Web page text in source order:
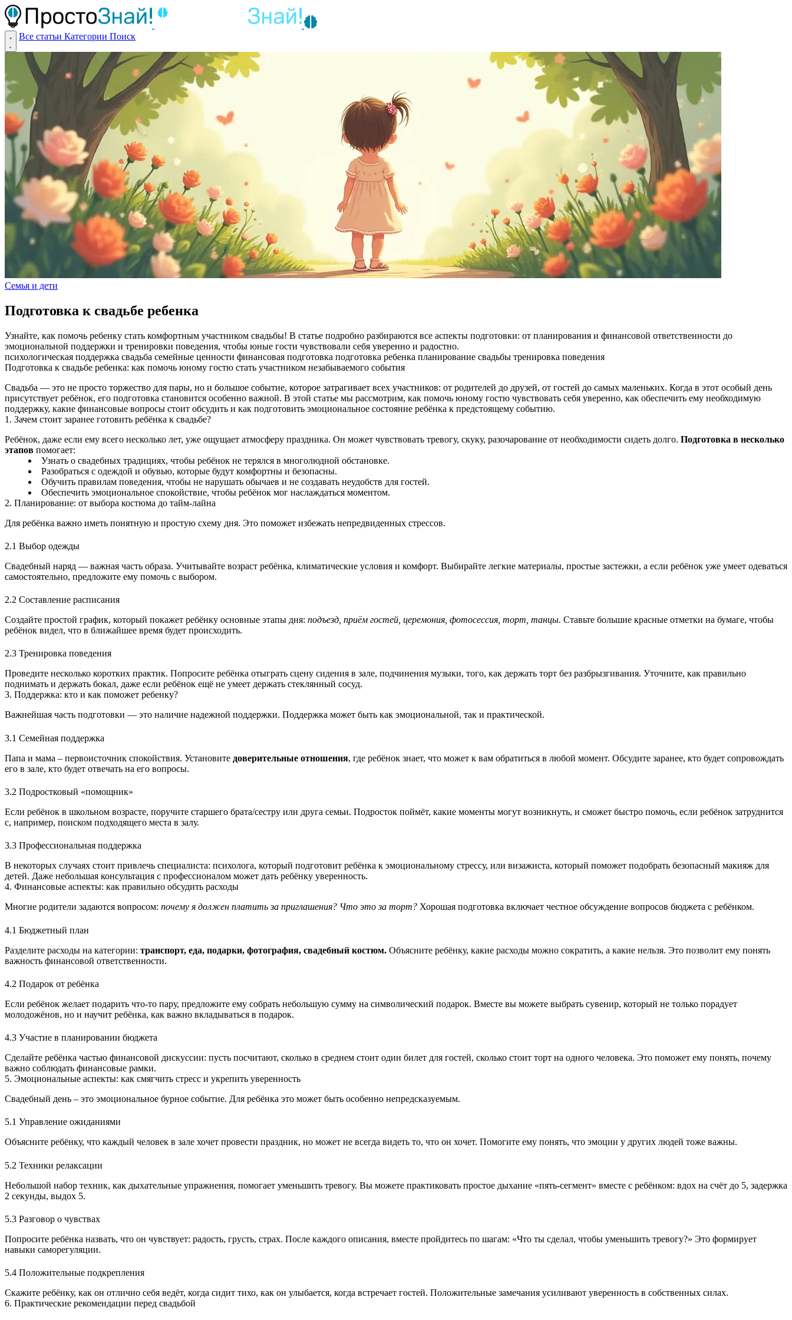
Все статьи Категории Поиск
Семья и дети
Подготовка к свадьбе ребенка
Узнайте, как помочь ребенку стать комфортным участником свадьбы! В статье подробно разбираются все аспекты подготовки: от планирования и финансовой ответственности до
эмоциональной поддержки и тренировки поведения, чтобы юные гости чувствовали себя уверенно и радостно.
психологическая поддержка свадьба семейные ценности финансовая подготовка подготовка ребенка планирование свадьбы тренировка поведения
Подготовка к свадьбе ребенка: как помочь юному гостю стать участником незабываемого события
Свадьба — это не просто торжество для пары, но и большое событие, которое затрагивает всех участников: от родителей до друзей, от гостей до самых маленьких. Когда в этот особый день
присутствует ребёнок, его подготовка становится особенно важной. В этой статье мы рассмотрим, как помочь юному гостю чувствовать себя уверенно, как обеспечить ему необходимую
поддержку, какие финансовые вопросы стоит обсудить и как подготовить эмоциональное состояние ребёнка к предстоящему событию.
1. Зачем стоит заранее готовить ребёнка к свадьбе?
Ребёнок, даже если ему всего несколько лет, уже ощущает атмосферу праздника. Он может чувствовать тревогу, скуку, разочарование от необходимости сидеть долго. Подготовка в несколько
этапов помогает:
Узнать о свадебных традициях, чтобы ребёнок не терялся в многолюдной обстановке.
Разобраться с одеждой и обувью, которые будут комфортны и безопасны.
Обучить правилам поведения, чтобы не нарушать обычаев и не создавать неудобств для гостей.
Обеспечить эмоциональное спокойствие, чтобы ребёнок мог наслаждаться моментом.
2. Планирование: от выбора костюма до тайм‑лайна
Для ребёнка важно иметь понятную и простую схему дня. Это поможет избежать непредвиденных стрессов.
2.1 Выбор одежды
Свадебный наряд — важная часть образа. Учитывайте возраст ребёнка, климатические условия и комфорт. Выбирайте легкие материалы, простые застежки, а если ребёнок уже умеет одеваться
самостоятельно, предложите ему помочь с выбором.
2.2 Составление расписания
Создайте простой график, который покажет ребёнку основные этапы дня: подъезд, приём гостей, церемония, фотосессия, торт, танцы. Ставьте большие красные отметки на бумаге, чтобы
ребёнок видел, что в ближайшее время будет происходить.
2.3 Тренировка поведения
Проведите несколько коротких практик. Попросите ребёнка отыграть сцену сидения в зале, подчинения музыки, того, как держать торт без разбрызгивания. Уточните, как правильно
поднимать и держать бокал, даже если ребёнок ещё не умеет держать стеклянный сосуд.
3. Поддержка: кто и как поможет ребенку?
Важнейшая часть подготовки — это наличие надежной поддержки. Поддержка может быть как эмоциональной, так и практической.
3.1 Семейная поддержка
Папа и мама – первоисточник спокойствия. Установите доверительные отношения, где ребёнок знает, что может к вам обратиться в любой момент. Обсудите заранее, кто будет сопровождать
его в зале, кто будет отвечать на его вопросы.
3.2 Подростковый «помощник»
Если ребёнок в школьном возрасте, поручите старшего брата/сестру или друга семьи. Подросток поймёт, какие моменты могут возникнуть, и сможет быстро помочь, если ребёнок затруднится
с, например, поиском подходящего места в залу.
3.3 Профессиональная поддержка
В некоторых случаях стоит привлечь специалиста: психолога, который подготовит ребёнка к эмоциональному стрессу, или визажиста, который поможет подобрать безопасный макияж для
детей. Даже небольшая консультация с профессионалом может дать ребёнку уверенность.
4. Финансовые аспекты: как правильно обсудить расходы
Многие родители задаются вопросом: почему я должен платить за приглашения? Что это за торт? Хорошая подготовка включает честное обсуждение вопросов бюджета с ребёнком.
4.1 Бюджетный план
Разделите расходы на категории: транспорт, еда, подарки, фотография, свадебный костюм. Объясните ребёнку, какие расходы можно сократить, а какие нельзя. Это позволит ему понять
важность финансовой ответственности.
4.2 Подарок от ребёнка
Если ребёнок желает подарить что‑то пару, предложите ему собрать небольшую сумму на символический подарок. Вместе вы можете выбрать сувенир, который не только порадует
молодожёнов, но и научит ребёнка, как важно вкладываться в подарок.
4.3 Участие в планировании бюджета
Сделайте ребёнка частью финансовой дискуссии: пусть посчитают, сколько в среднем стоит один билет для гостей, сколько стоит торт на одного человека. Это поможет ему понять, почему
важно соблюдать финансовые рамки.
5. Эмоциональные аспекты: как смягчить стресс и укрепить уверенность
Свадебный день – это эмоциональное бурное событие. Для ребёнка это может быть особенно непредсказуемым.
5.1 Управление ожиданиями
Объясните ребёнку, что каждый человек в зале хочет провести праздник, но может не всегда видеть то, что он хочет. Помогите ему понять, что эмоции у других людей тоже важны.
5.2 Техники релаксации
Небольшой набор техник, как дыхательные упражнения, помогает уменьшить тревогу. Вы можете практиковать простое дыхание «пять‑сегмент» вместе с ребёнком: вдох на счёт до 5, задержка
2 секунды, выдох 5.
5.3 Разговор о чувствах
Попросите ребёнка назвать, что он чувствует: радость, грусть, страх. После каждого описания, вместе пройдитесь по шагам: «Что ты сделал, чтобы уменьшить тревогу?» Это формирует
навыки саморегуляции.
5.4 Положительные подкрепления
Скажите ребёнку, как он отлично себя ведёт, когда сидит тихо, как он улыбается, когда встречает гостей. Положительные замечания усиливают уверенность в собственных силах.
6. Практические рекомендации перед свадьбой